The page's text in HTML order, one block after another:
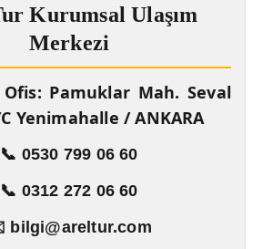
Kurumsal Ulaşım
Merkezi
Pamuklar Mah. Seval
Yenimahalle / ANKARA
📞 0530 799 06 60
📞 0312 272 06 60